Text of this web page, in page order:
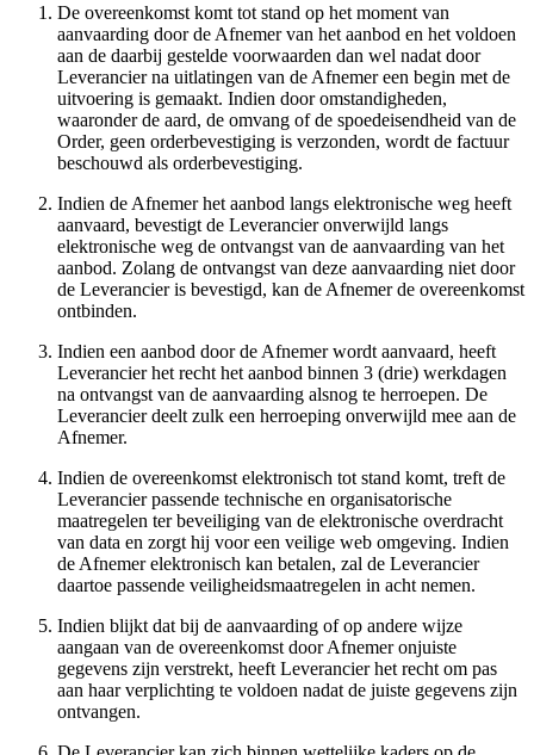
De overeenkomst komt tot stand op het moment van
aanvaarding door de Afnemer van het aanbod en het voldoen
aan de daarbij gestelde voorwaarden dan wel nadat door
Leverancier na uitlatingen van de Afnemer een begin met de
uitvoering is gemaakt. Indien door omstandigheden,
waaronder de aard, de omvang of de spoedeisendheid van de
Order, geen orderbevestiging is verzonden, wordt de factuur
beschouwd als orderbevestiging.
Indien de Afnemer het aanbod langs elektronische weg heeft
aanvaard, bevestigt de Leverancier onverwijld langs
elektronische weg de ontvangst van de aanvaarding van het
aanbod. Zolang de ontvangst van deze aanvaarding niet door
de Leverancier is bevestigd, kan de Afnemer de overeenkomst
ontbinden.
Indien een aanbod door de Afnemer wordt aanvaard, heeft
Leverancier het recht het aanbod binnen 3 (drie) werkdagen
na ontvangst van de aanvaarding alsnog te herroepen. De
Leverancier deelt zulk een herroeping onverwijld mee aan de
Afnemer.
Indien de overeenkomst elektronisch tot stand komt, treft de
Leverancier passende technische en organisatorische
maatregelen ter beveiliging van de elektronische overdracht
van data en zorgt hij voor een veilige web omgeving. Indien
de Afnemer elektronisch kan betalen, zal de Leverancier
daartoe passende veiligheidsmaatregelen in acht nemen.
Indien blijkt dat bij de aanvaarding of op andere wijze
aangaan van de overeenkomst door Afnemer onjuiste
gegevens zijn verstrekt, heeft Leverancier het recht om pas
aan haar verplichting te voldoen nadat de juiste gegevens zijn
ontvangen.